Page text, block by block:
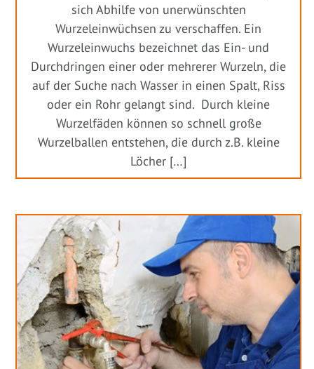
sich Abhilfe von unerwünschten
Wurzeleinwüchsen zu verschaffen. Ein
Wurzeleinwuchs bezeichnet das Ein- und
Durchdringen einer oder mehrerer Wurzeln, die
auf der Suche nach Wasser in einen Spalt, Riss
oder ein Rohr gelangt sind. Durch kleine
Wurzelfäden können so schnell große
Wurzelballen entstehen, die durch z.B. kleine
Löcher […]